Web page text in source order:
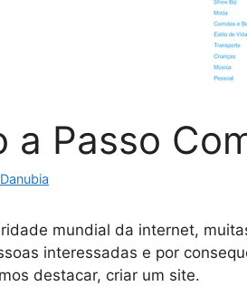
a Passo
Danubia
mundial da internet,
interessadas e por
destacar, criar um site.